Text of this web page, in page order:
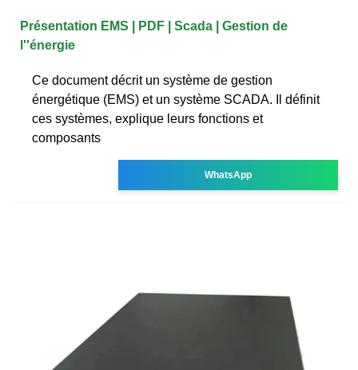
Présentation EMS | PDF | Scada | Gestion de
l''énergie
Ce document décrit un système de gestion
énergétique (EMS) et un système SCADA. Il définit
ces systèmes, explique leurs fonctions et
composants
WhatsApp